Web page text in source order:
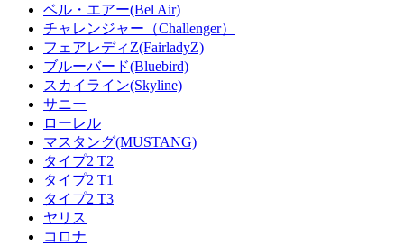
ベル・エアー(Bel Air)
チャレンジャー（Challenger）
フェアレディZ(FairladyZ)
ブルーバード(Bluebird)
スカイライン(Skyline)
サニー
ローレル
マスタング(MUSTANG)
タイプ2 T2
タイプ2 T1
タイプ2 T3
ヤリス
コロナ